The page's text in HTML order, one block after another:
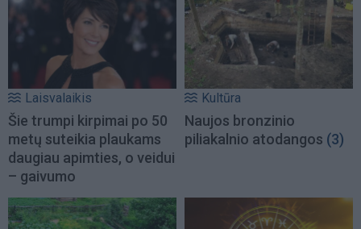
Laisvalaikis
Šie trumpi kirpimai po 50
metų suteikia plaukams
daugiau apimties, o veidui
– gaivumo
Kultūra
Naujos bronzinio
piliakalnio atodangos (3)